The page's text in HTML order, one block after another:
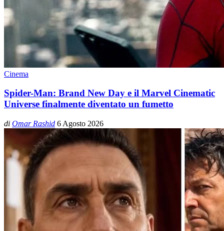
Cinema
Spider-Man: Brand New Day e il Marvel Cinematic
Universe finalmente diventato un fumetto
di Omar Rashid 6 Agosto 2026